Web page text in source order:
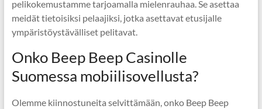
pelikokemustamme tarjoamalla mielenrauhaa. Se asettaa
meidät tietoisiksi pelaajiksi, jotka asettavat etusijalle
ympäristöystävälliset pelitavat.
Onko Beep Beep Casinolle
Suomessa mobiilisovellusta?
Olemme kiinnostuneita selvittämään, onko Beep Beep